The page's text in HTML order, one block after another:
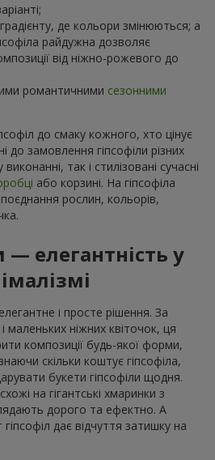
де кольори змінюються; а
райдужна дозволяє
від ніжно-рожевого до
романтичними сезонними
до смаку кожного, хто цінує
до замовлення гіпсофіли різних
так і стилізовані сучасні
або корзині. На гіпсофіла
рослин, кольорів,
елегантність у
і просте рішення. За
маленьких ніжних квіточок, ця
композиції будь-якої форми,
скільки коштує гіпсофіла,
букети гіпсофіли щодня.
на гігантські хмаринки з
дорого та ефектно. А
дає відчуття затишку на